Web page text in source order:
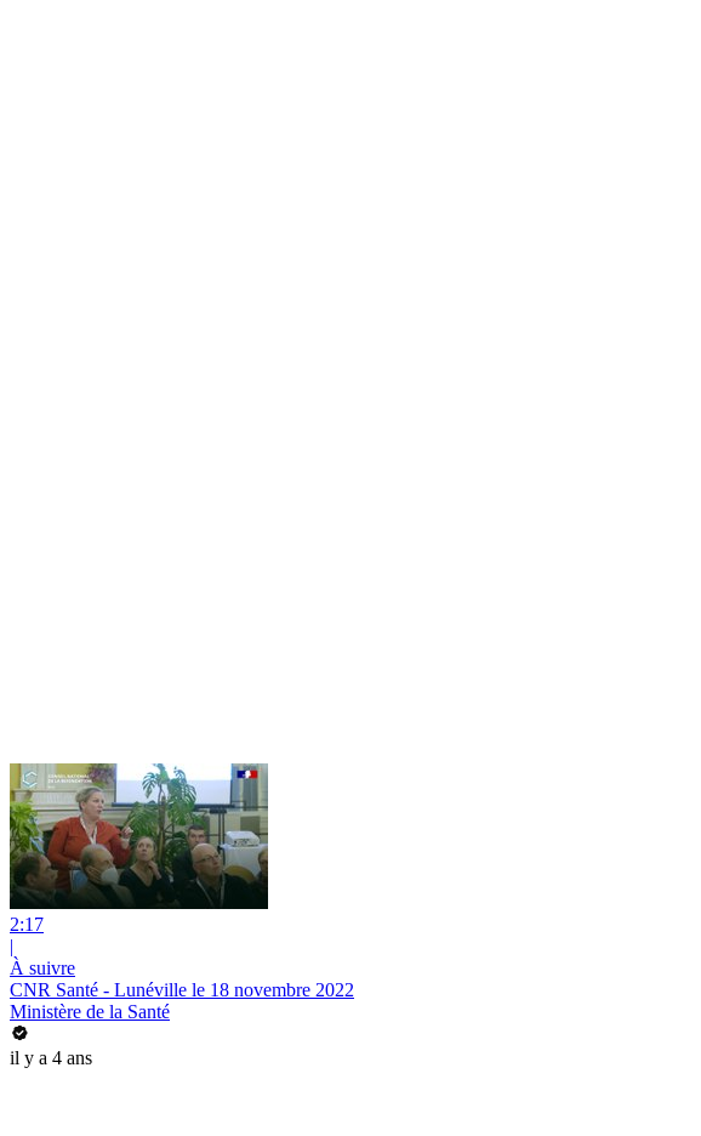
2:17
|
À suivre
CNR Santé - Lunéville le 18 novembre 2022
Ministère de la Santé
il y a 4 ans